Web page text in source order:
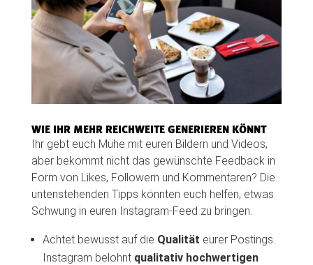
WIE IHR MEHR REICHWEITE GENERIEREN KÖNNT
Ihr gebt euch Mühe mit euren Bildern und Videos,
aber bekommt nicht das gewünschte Feedback in
Form von Likes, Followern und Kommentaren? Die
untenstehenden Tipps könnten euch helfen, etwas
Schwung in euren Instagram-Feed zu bringen.
Achtet bewusst auf die Qualität eurer Postings.
Instagram belohnt qualitativ hochwertigen